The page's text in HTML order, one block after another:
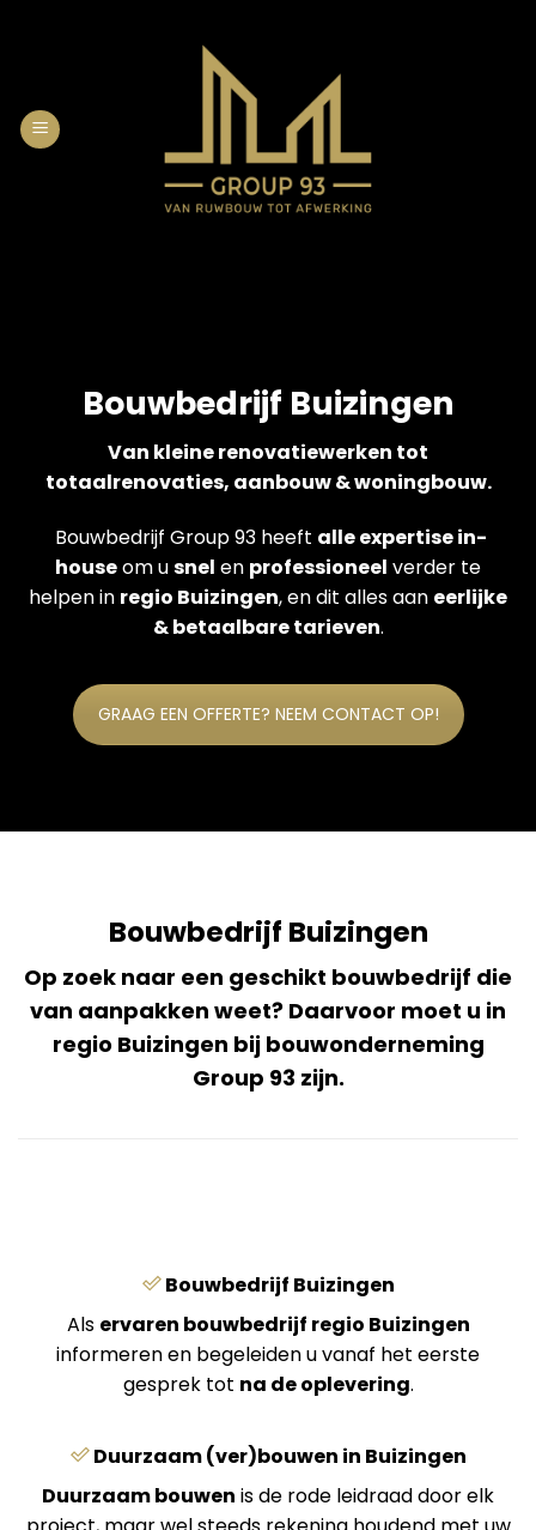
Bouwbedrijf Buizingen
Van kleine renovatiewerken tot
totaalrenovaties, aanbouw & woningbouw.
Bouwbedrijf Group 93 heeft alle expertise in-
houseom usnel en professioneel verder te
helpen in regio Buizingen, en dit alles aan eerlijke
& betaalbare tarieven.
GRAAG EEN OFFERTE? NEEM CONTACT OP!
Bouwbedrijf Buizingen
Op zoek naar een geschikt bouwbedrijf die
van aanpakken weet? Daarvoor moet u in
regio Buizingen bij bouwonderneming
Group 93 zijn.
Bouwbedrijf Buizingen
Als ervaren bouwbedrijf regio Buizingen
informeren en begeleiden u vanaf het eerste
gesprek tot na de oplevering.
Duurzaam (ver)bouwen in Buizingen
Duurzaam bouwen is de rode leidraad door elk